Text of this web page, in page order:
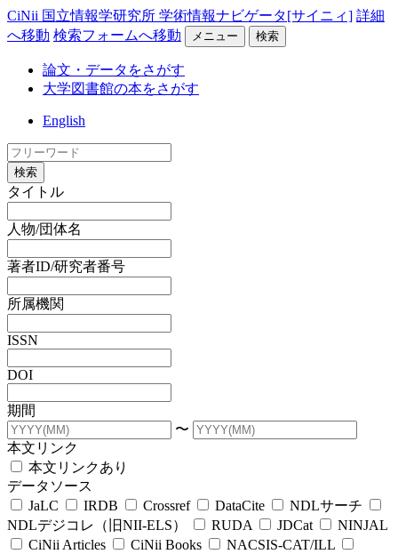
CiNii 国立情報学研究所 学術情報ナビゲータ[サイニィ] 詳細
へ移動 検索フォームへ移動 メニュー 検索
論文・データをさがす
大学図書館の本をさがす
English
検索
タイトル
人物/団体名
著者ID/研究者番号
所属機関
ISSN
DOI
期間
〜
本文リンク
本文リンクあり
データソース
JaLC
IRDB Crossref DataCite
NDLサーチ
NDLデジコレ（旧NII-ELS）
RUDA JDCat
NINJAL
CiNii Articles
CiNii Books
NACSIS-CAT/ILL